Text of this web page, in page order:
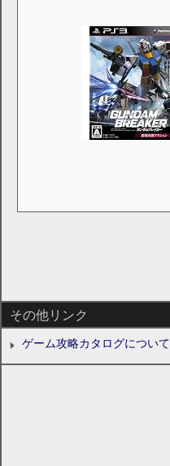
その他リンク
ゲーム攻略カタログについて